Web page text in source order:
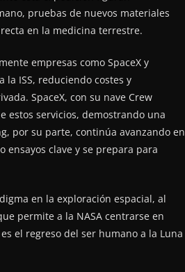
pruebas de nuevos materiales
en la medicina terrestre.
empresas como SpaceX y
ISS, reduciendo costes y
SpaceX, con su nave Crew
estos servicios, demostrando una
por su parte, continúa avanzando en
clave y se prepara para
en la exploración espacial, al
permite a la NASA centrarse en
el regreso del ser humano a la Luna